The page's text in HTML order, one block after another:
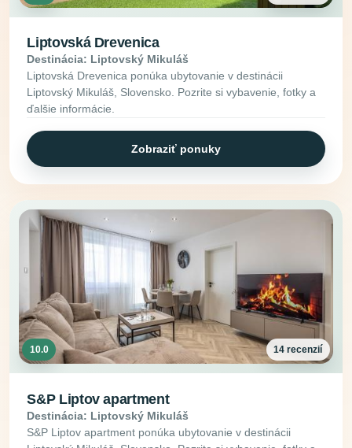
Liptovská Drevenica
Destinácia: Liptovský Mikuláš
Liptovská Drevenica ponúka ubytovanie v destinácii
Liptovský Mikuláš, Slovensko. Pozrite si vybavenie, fotky a
ďalšie informácie.
Zobraziť ponuky
10.0 14 recenzií
S&P Liptov apartment
Destinácia: Liptovský Mikuláš
S&P Liptov apartment ponúka ubytovanie v destinácii